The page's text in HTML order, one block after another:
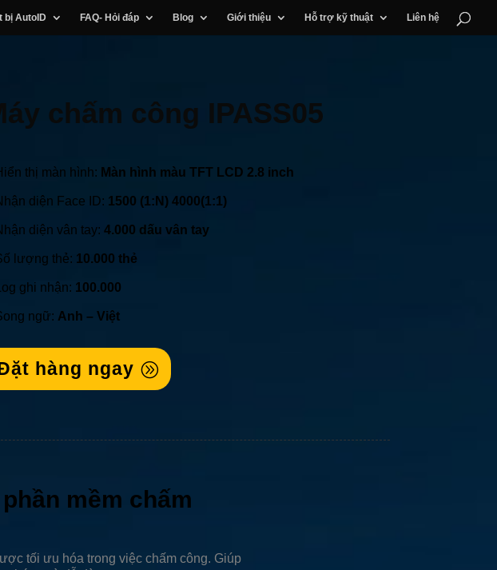
bị AutoID FAQ- Hỏi đáp Blog Giới thiệu Hỗ trợ kỹ thuật Liên hệ
chấm công IPASS05
thị màn hình: Màn hình màu TFT LCD 2.8 inch
diện Face ID: 1500 (1:N) 4000(1:1)
diện vân tay: 4.000 dấu vân tay
lượng thẻ: 10.000 thẻ
ghi nhận: 100.000
ngữ: Anh – Việt
hàng ngay
phần mềm chấm
tối ưu hóa trong việc chấm công. Giúp